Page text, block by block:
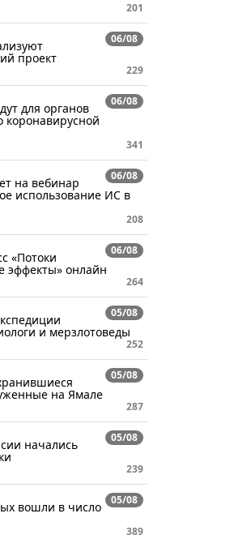
201
06/08
проект
229
06/08
для органов
коронавирусной
341
06/08
на вебинар
использование ИС в
208
06/08
«Потоки
эффекты» онлайн
264
05/08
и мерзлотоведы
252
05/08
на Ямале
287
05/08
начались
239
05/08
вошли в число
389